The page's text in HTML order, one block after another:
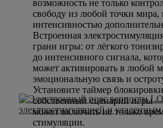
возможность не только
свободу из любой точки мира,
интенсивностью
Встроенная
грани игры: от лёгкого
до интенсивного сигнала,
может активировать в любой
эмоциональную связь и
Установите таймер
собственный сценарий игры
может включать не только
стимуляции.